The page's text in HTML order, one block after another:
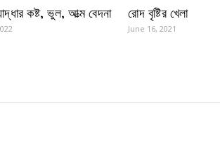
কষ্ট, ভুল, আত্ম বেদনা রোদ বৃষ্টির খেলা
June 16, 2021